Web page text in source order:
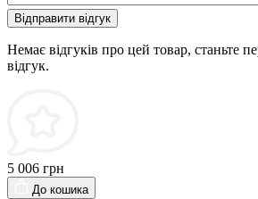
Відправити відгук
Немає відгуків про цей товар, станьте
відгук.
5 006 грн
До кошика